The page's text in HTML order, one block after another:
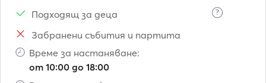
Подходящ за деца ?
Забранени събития и партита
Време за настаняване:
от 10:00 до 18:00